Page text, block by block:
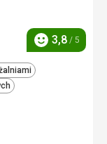
Ocena
3,8 / 5